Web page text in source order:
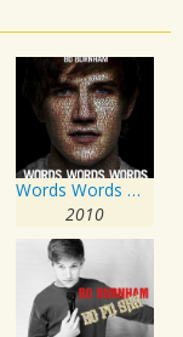
Words Words Words
2010